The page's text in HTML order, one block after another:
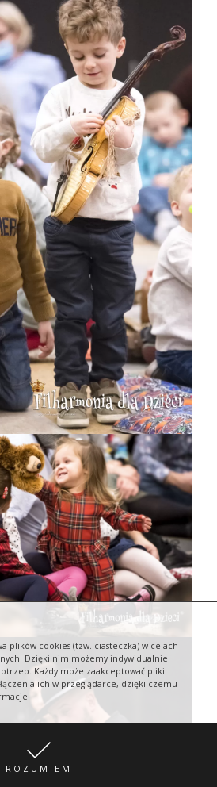
plików cookies (tzw. ciasteczka) w celach
Dzięki nim możemy indywidualnie
Każdy może zaakceptować pliki
ich w przeglądarce, dzięki czemu
ROZUMIEM